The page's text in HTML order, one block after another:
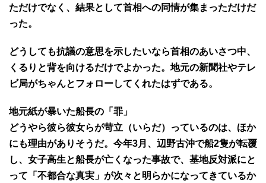
ただけでなく、結果として首相への同情が集まっただけだ
った。
どうしても抗議の意思を示したいなら首相のあいさつ中、
くるりと背を向けるだけでよかった。地元の新聞社やテレ
ビ局がちゃんとフォローしてくれたはずである。
地元紙が暴いた船長の「罪」
どうやら彼ら彼女らが苛立（いらだ）っているのは、ほか
にも理由がありそうだ。今年3月、辺野古沖で船2隻が転覆
し、女子高生と船長が亡くなった事故で、基地反対派にと
って「不都合な真実」が次々と明らかになってきているか